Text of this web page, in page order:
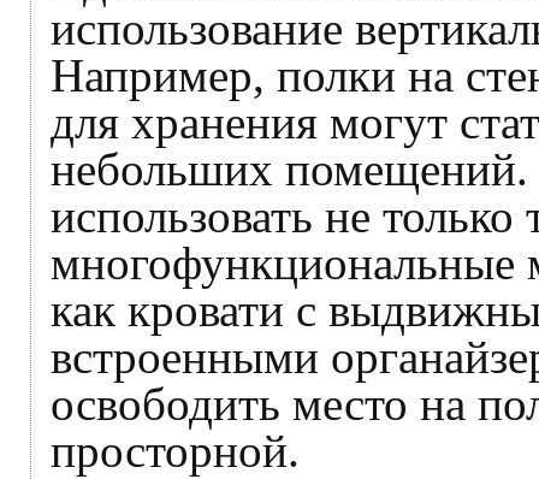
использование
Например, полки на
для хранения могут
небольших
использовать не
многофункциональные
как кровати с
встроенными
освободить место на
просторной.